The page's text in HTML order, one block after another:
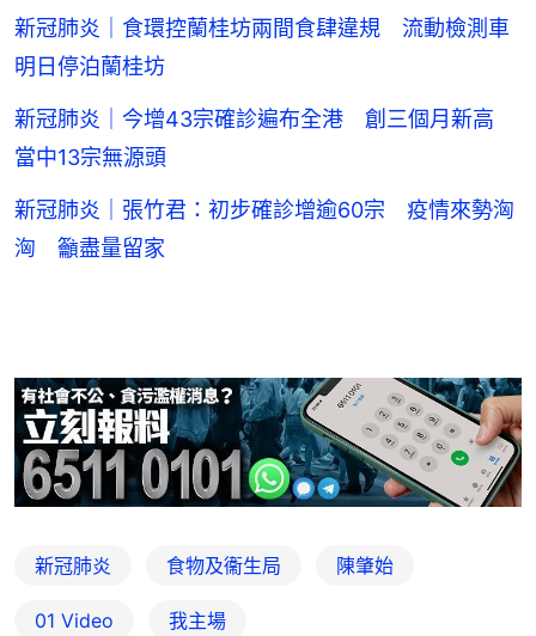
新冠肺炎｜食環控蘭桂坊兩間食肆違規 流動檢測車
明日停泊蘭桂坊
新冠肺炎｜今增43宗確診遍布全港 創三個月新高
當中13宗無源頭
新冠肺炎｜張竹君：初步確診增逾60宗 疫情來勢洶
洶 籲盡量留家
新冠肺炎 食物及衞生局 陳肇始
01 Video 我主場